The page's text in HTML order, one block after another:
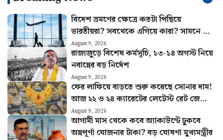
বিদেশ ভ্রমণের ক্ষেত্রে কতটা পিছিয়ে
ভারতীয়রা? সবথেকে এগিয়ে কারা? সামনে এল
চমকপ্রদ তথ্য
August 9, 2026
রাজ্যজুড়ে বিশেষ কর্মসূচি, ১৩-১৪ অগস্ট নিয়ে
নবান্নের বড় নির্দেশ
August 9, 2026
ফের লাফিয়ে বাড়তে শুরু করেছে সোনার দাম!
আজ ২২ ও ২৪ ক্যারেটের লেটেস্ট রেট জেনে
নিন
August 9, 2026
আগামী মাস থেকে কবে অ্যাকাউন্টে ঢুকবে
অন্নপূর্ণা যোজনার টাকা? বড় ঘোষণা মুখ্যমন্ত্রীর